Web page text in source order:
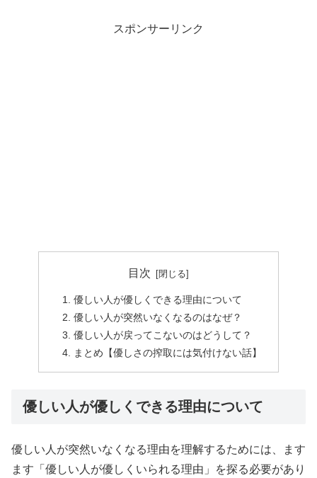
スポンサーリンク
目次
優しい人が優しくできる理由について
優しい人が突然いなくなるのはなぜ？
優しい人が戻ってこないのはどうして？
まとめ【優しさの搾取には気付けない話】
優しい人が優しくできる理由について
優しい人が突然いなくなる理由を理解するためには、ます
ます「優しい人が優しくいられる理由」を探る必要があり